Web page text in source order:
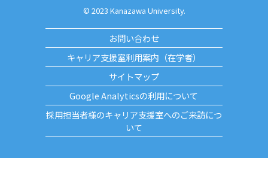
© 2023 Kanazawa University.
お問い合わせ
キャリア支援室利用案内（在学者）
サイトマップ
Google Analyticsの利用について
採用担当者様のキャリア支援室へのご来訪につ
いて